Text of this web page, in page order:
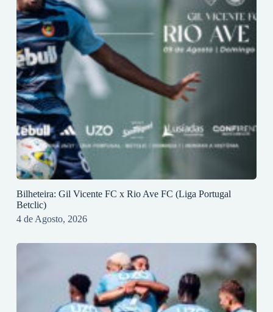
Bilheteira: Gil Vicente FC x Rio Ave FC (Liga Portugal
Betclic)
4 de Agosto, 2026